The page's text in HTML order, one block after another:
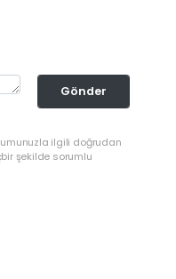
Gönder
ilgili doğrudan
şekilde sorumlu